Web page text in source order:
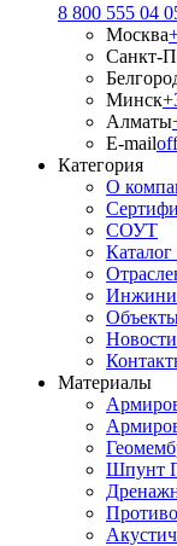
8 800 555 04
Москва
Санкт-
Минск
Алматы
E-mail
Категория
О
СОУТ
Новости
Материалы
Шпунт